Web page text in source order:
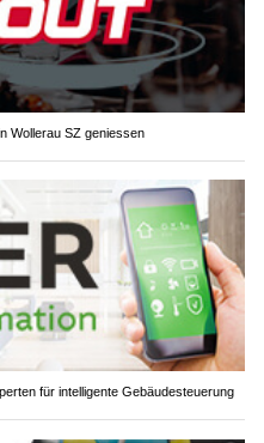
Wollerau SZ geniessen
für intelligente Gebäudesteuerung